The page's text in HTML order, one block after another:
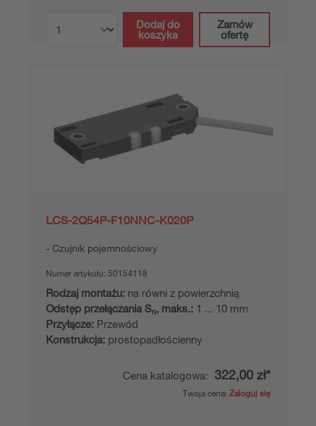
Dodaj do
koszyka
Zamów
ofertę
LCS-2Q54P-F10NNC-K020P
Czujnik pojemnościowy
Numer artykułu: 50154118
Rodzaj montażu: na równi z powierzchnią
Odstęp przełączania Sn, maks.: 1 ... 10 mm
Przyłącze: Przewód
Konstrukcja: prostopadłościenny
Cena katalogowa: 322,00 zł*
Twoja cena: Zaloguj się